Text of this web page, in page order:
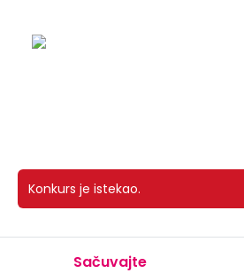
Konkurs je istekao.
Sačuvajte